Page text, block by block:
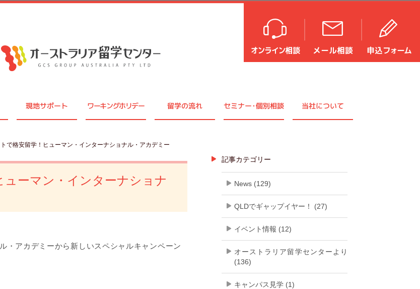
現地サポート ワーキングホリデー 留学の流れ セミナー・個別相談 当社について
で格安留学！ヒューマン・インターナショナル・アカデミー
ーマン・インターナショナ
・アカデミーから新しいスペシャルキャンペーン
記事カテゴリー
News (129)
QLDでギャップイヤー！ (27)
イベント情報 (12)
オーストラリア留学センターより
(136)
キャンパス見学 (1)